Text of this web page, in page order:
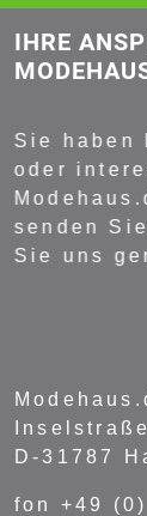
IHRE
Sie haben
oder
senden
Sie uns
D-31787
fon +49